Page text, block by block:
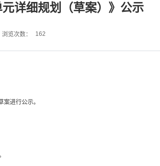
详细规划（草案）》公示
浏览次数： 162
进行公示。